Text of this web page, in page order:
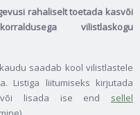
rahaliselt toetada kasvõi
vilistlaskogu
saadab kool vilistlastele
Listiga liitumiseks kirjutada
lisada ise end sellel